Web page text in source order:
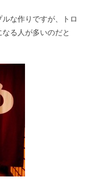
な作りですが、トロ
る人が多いのだと